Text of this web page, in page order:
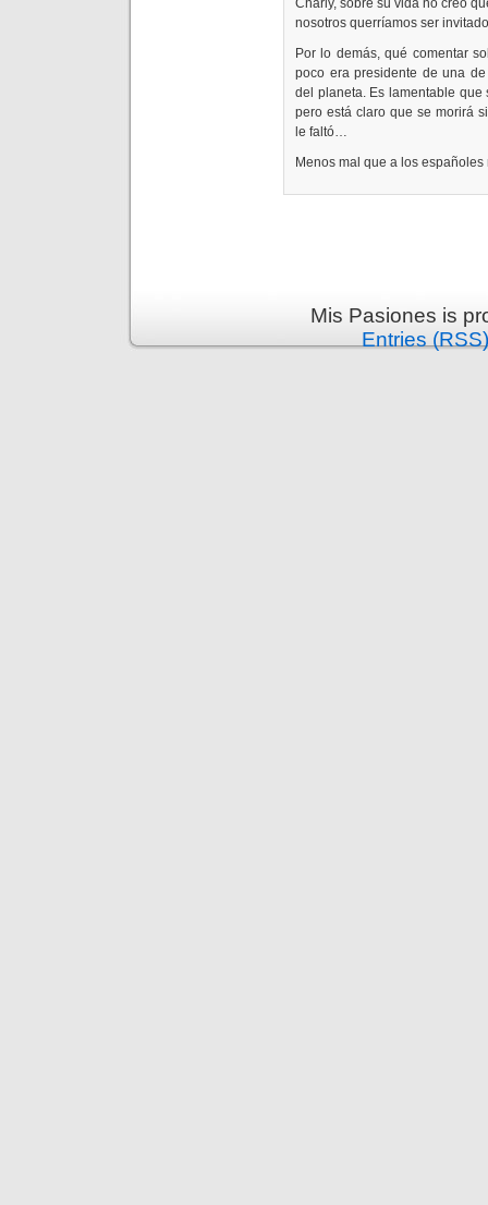
Charly, sobre su vida no creo
nosotros querríamos ser
Por lo demás, qué comentar
poco era presidente de una
del planeta. Es lamentable
pero está claro que se morirá
le faltó…
Menos mal que a los
Mis Pasiones is
Entries (RSS)